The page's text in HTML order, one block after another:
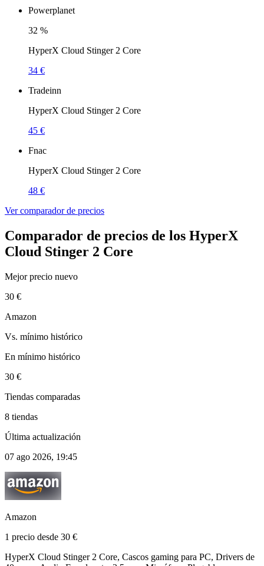
Powerplanet
32 %
HyperX Cloud Stinger 2 Core
34 €
Tradeinn
HyperX Cloud Stinger 2 Core
45 €
Fnac
HyperX Cloud Stinger 2 Core
48 €
Ver comparador de precios
Comparador de precios de los HyperX
Cloud Stinger 2 Core
Mejor precio nuevo
30 €
Amazon
Vs. mínimo histórico
En mínimo histórico
30 €
Tiendas comparadas
8 tiendas
Última actualización
07 ago 2026, 19:45
Amazon
1 precio desde 30 €
HyperX Cloud Stinger 2 Core, Cascos gaming para PC, Drivers de